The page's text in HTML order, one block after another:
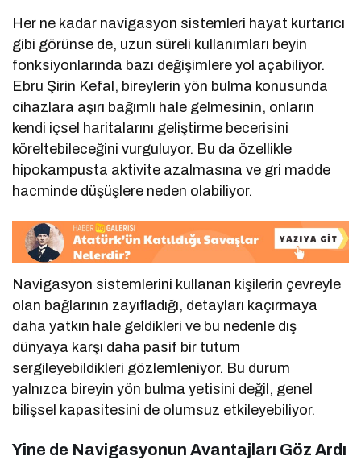
Her ne kadar navigasyon sistemleri hayat kurtarıcı
gibi görünse de, uzun süreli kullanımları beyin
fonksiyonlarında bazı değişimlere yol açabiliyor.
Ebru Şirin Kefal, bireylerin yön bulma konusunda
cihazlara aşırı bağımlı hale gelmesinin, onların
kendi içsel haritalarını geliştirme becerisini
köreltebileceğini vurguluyor. Bu da özellikle
hipokampusta aktivite azalmasına ve gri madde
hacminde düşüşlere neden olabiliyor.
Navigasyon sistemlerini kullanan kişilerin çevreyle
olan bağlarının zayıfladığı, detayları kaçırmaya
daha yatkın hale geldikleri ve bu nedenle dış
dünyaya karşı daha pasif bir tutum
sergileyebildikleri gözlemleniyor. Bu durum
yalnızca bireyin yön bulma yetisini değil, genel
bilişsel kapasitesini de olumsuz etkileyebiliyor.
Yine de Navigasyonun Avantajları Göz Ardı